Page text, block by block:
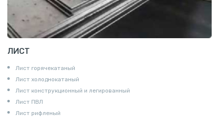
ЛИСТ
Лист горячекатаный
Лист холоднокатаный
Лист конструкционный и легированный
Лист ПВЛ
Лист рифленый